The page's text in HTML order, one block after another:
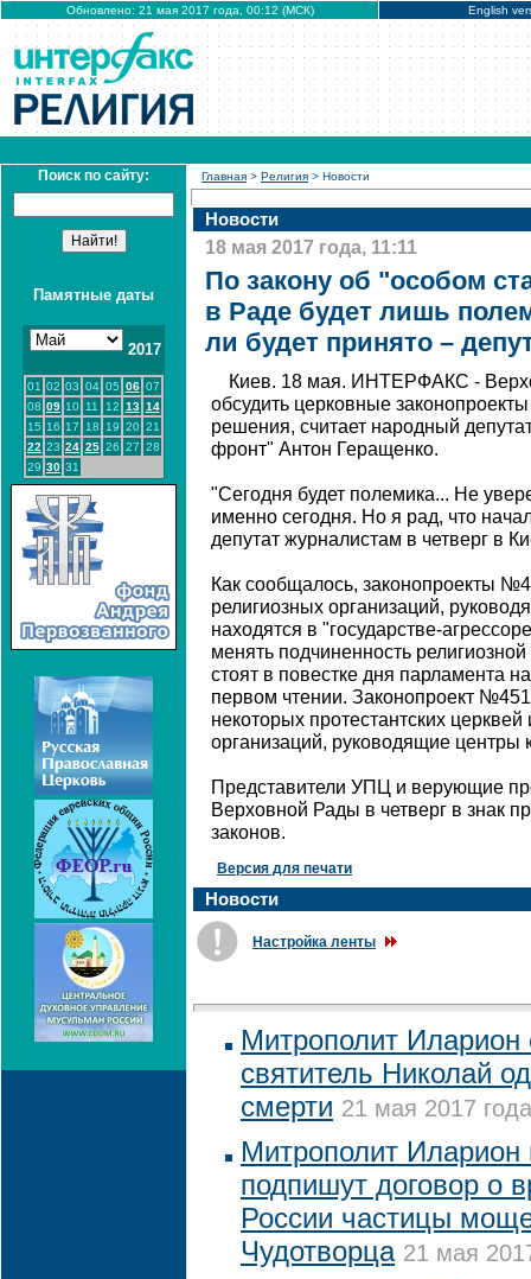
Обновлено: 21 мая 2017 года, 00:12 (МСК) English
Поиск по сайту:
Памятные даты
2017
01 02 03 04 05 06 07
08 09 10 11 12 13 14
15 16 17 18 19 20 21
22 23 24 25 26 27 28
29 30 31
Главная > Религия > Новости
Новости
18 мая 2017 года, 11:11
По закону об "особом
в Раде будет лишь
ли будет принято –
Киев. 18 мая. ИНТЕРФАКС -
обсудить церковные
решения, считает народный
фронт" Антон Геращенко.
"Сегодня будет полемика... Не
именно сегодня. Но я рад, что
депутат журналистам в четверг в
Как сообщалось, законопроекты
религиозных организаций,
находятся в "государстве-
менять подчиненность
стоят в повестке дня парламента
первом чтении. Законопроект
некоторых протестантских церквей
организаций, руководящие центры
Представители УПЦ и верующие
Верховной Рады в четверг в знак
законов.
Версия для печати
Новости
Настройка ленты
Митрополит Иларион
святитель Николай
смерти 21 мая 2017
Митрополит Иларион
подпишут договор о
России частицы
Чудотворца 21 мая